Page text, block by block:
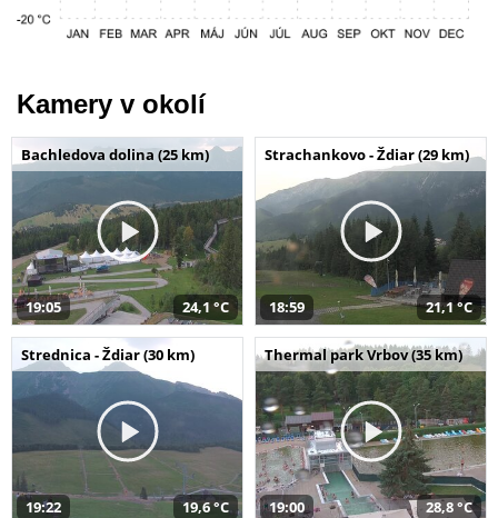
Kamery v okolí
Bachledova dolina (25 km)
19:05 24,1 °C
Strachankovo - Ždiar (29 km)
18:59 21,1 °C
Strednica - Ždiar (30 km)
19:22 19,6 °C
Thermal park Vrbov (35 km)
19:00 28,8 °C